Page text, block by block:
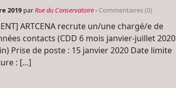
2019 parRue du Conservatoire- Commentaires (0)
ARTCENA recrute un/une chargé/e de
contacts (CDD 6 mois janvier-juillet 2020
Prise de poste : 15 janvier 2020 Date limite
: […]